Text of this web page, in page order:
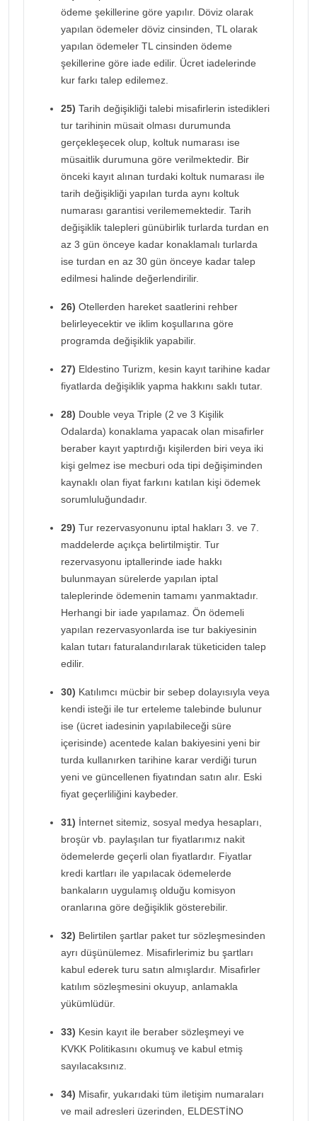
ödeme şekillerine göre yapılır. Döviz olarak
yapılan ödemeler döviz cinsinden, TL olarak
yapılan ödemeler TL cinsinden ödeme
şekillerine göre iade edilir. Ücret iadelerinde
kur farkı talep edilemez.
25) Tarih değişikliği talebi misafirlerin istedikleri
tur tarihinin müsait olması durumunda
gerçekleşecek olup, koltuk numarası ise
müsaitlik durumuna göre verilmektedir. Bir
önceki kayıt alınan turdaki koltuk numarası ile
tarih değişikliği yapılan turda aynı koltuk
numarası garantisi verilememektedir. Tarih
değişiklik talepleri günübirlik turlarda turdan en
az 3 gün önceye kadar konaklamalı turlarda
ise turdan en az 30 gün önceye kadar talep
edilmesi halinde değerlendirilir.
26) Otellerden hareket saatlerini rehber
belirleyecektir ve iklim koşullarına göre
programda değişiklik yapabilir.
27) Eldestino Turizm, kesin kayıt tarihine kadar
fiyatlarda değişiklik yapma hakkını saklı tutar.
28) Double veya Triple (2 ve 3 Kişilik
Odalarda) konaklama yapacak olan misafirler
beraber kayıt yaptırdığı kişilerden biri veya iki
kişi gelmez ise mecburi oda tipi değişiminden
kaynaklı olan fiyat farkını katılan kişi ödemek
sorumluluğundadır.
29) Tur rezervasyonunu iptal hakları 3. ve 7.
maddelerde açıkça belirtilmiştir. Tur
rezervasyonu iptallerinde iade hakkı
bulunmayan sürelerde yapılan iptal
taleplerinde ödemenin tamamı yanmaktadır.
Herhangi bir iade yapılamaz. Ön ödemeli
yapılan rezervasyonlarda ise tur bakiyesinin
kalan tutarı faturalandırılarak tüketiciden talep
edilir.
30) Katılımcı mücbir bir sebep dolayısıyla veya
kendi isteği ile tur erteleme talebinde bulunur
ise (ücret iadesinin yapılabileceği süre
içerisinde) acentede kalan bakiyesini yeni bir
turda kullanırken tarihine karar verdiği turun
yeni ve güncellenen fiyatından satın alır. Eski
fiyat geçerliliğini kaybeder.
31) İnternet sitemiz, sosyal medya hesapları,
broşür vb. paylaşılan tur fiyatlarımız nakit
ödemelerde geçerli olan fiyatlardır. Fiyatlar
kredi kartları ile yapılacak ödemelerde
bankaların uygulamış olduğu komisyon
oranlarına göre değişiklik gösterebilir.
32) Belirtilen şartlar paket tur sözleşmesinden
ayrı düşünülemez. Misafirlerimiz bu şartları
kabul ederek turu satın almışlardır. Misafirler
katılım sözleşmesini okuyup, anlamakla
yükümlüdür.
33) Kesin kayıt ile beraber sözleşmeyi ve
KVKK Politikasını okumuş ve kabul etmiş
sayılacaksınız.
34) Misafir, yukarıdaki tüm iletişim numaraları
ve mail adresleri üzerinden, ELDESTİNO